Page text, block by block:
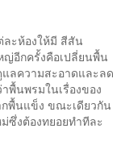
ละห้องให้มี สีสัน
ญ่อีกครั้งคือเปลี่ยนพื้น
แลความสะอาดและลด
พื้นพรมในเรื่องของ
กพื้นแข็ง ขณะเดียวกัน
ซึ่งต้องทยอยทำทีละ